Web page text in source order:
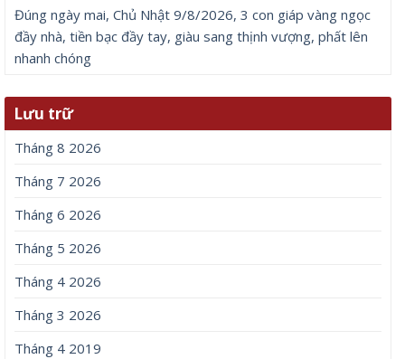
Đúng ngày mai, Chủ Nhật 9/8/2026, 3 con giáp vàng ngọc
đầy nhà, tiền bạc đầy tay, giàu sang thịnh vượng, phất lên
nhanh chóng
Lưu trữ
Tháng 8 2026
Tháng 7 2026
Tháng 6 2026
Tháng 5 2026
Tháng 4 2026
Tháng 3 2026
Tháng 4 2019